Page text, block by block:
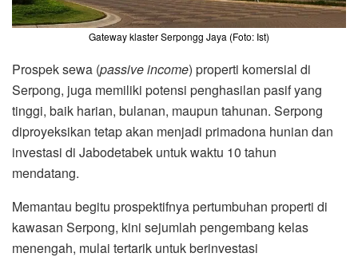
Gateway klaster Serpongg Jaya (Foto: Ist)
Prospek sewa (passive income) properti komersial di
Serpong, juga memiliki potensi penghasilan pasif yang
tinggi, baik harian, bulanan, maupun tahunan. Serpong
diproyeksikan tetap akan menjadi primadona hunian dan
investasi di Jabodetabek untuk waktu 10 tahun
mendatang.
Memantau begitu prospektifnya pertumbuhan properti di
kawasan Serpong, kini sejumlah pengembang kelas
menengah, mulai tertarik untuk berinvestasi